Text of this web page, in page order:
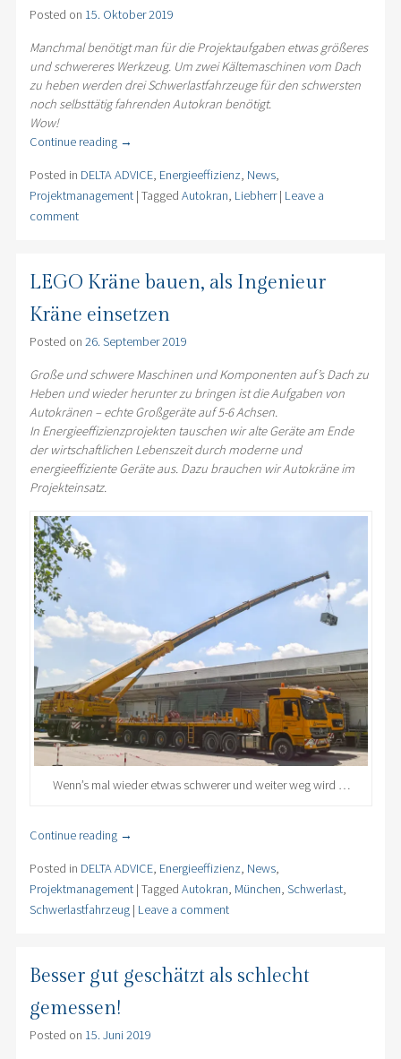
Posted on 15. Oktober 2019
Manchmal benötigt man für die Projektaufgaben etwas größeres
und schwereres Werkzeug. Um zwei Kältemaschinen vom Dach
zu heben werden drei Schwerlastfahrzeuge für den schwersten
noch selbsttätig fahrenden Autokran benötigt.
Wow!
Continue reading →
Posted in DELTA ADVICE, Energieeffizienz, News,
Projektmanagement | Tagged Autokran, Liebherr | Leave a
comment
LEGO Kräne bauen, als Ingenieur
Kräne einsetzen
Posted on 26. September 2019
Große und schwere Maschinen und Komponenten auf’s Dach zu
Heben und wieder herunter zu bringen ist die Aufgaben von
Autokränen – echte Großgeräte auf 5-6 Achsen.
In Energieeffizienzprojekten tauschen wir alte Geräte am Ende
der wirtschaftlichen Lebenszeit durch moderne und
energieeffiziente Geräte aus. Dazu brauchen wir Autokräne im
Projekteinsatz.
Wenn’s mal wieder etwas schwerer und weiter weg wird …
Continue reading →
Posted in DELTA ADVICE, Energieeffizienz, News,
Projektmanagement | Tagged Autokran, München, Schwerlast,
Schwerlastfahrzeug | Leave a comment
Besser gut geschätzt als schlecht
gemessen!
Posted on 15. Juni 2019